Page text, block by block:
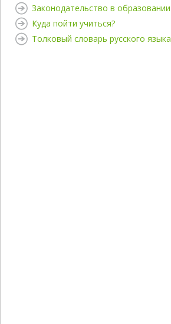
Законодательство в образовании
Куда пойти учиться?
Толковый словарь русского языка